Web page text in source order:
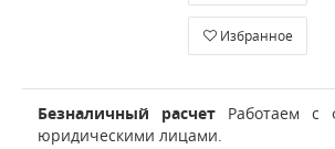
Избранное
Безналичный расчет Работаем с
юридическими лицами.